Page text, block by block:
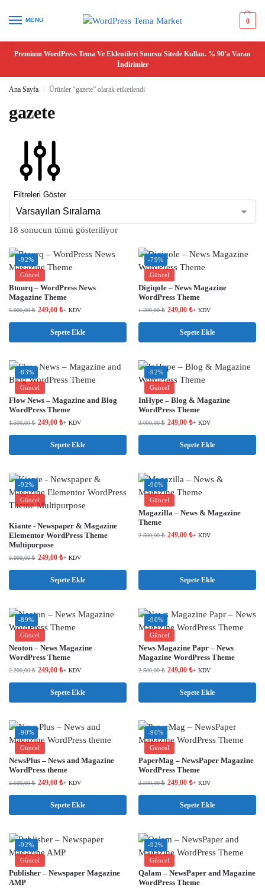
MENU 0
Premium WordPress Tema Ve Eklentileri Sınırsız Sitede Kullan. % 90’a Varan
İndirimler
Ana Sayfa / Ürünler “gazete” olarak etiketlendi
gazete
Filtreleri Göster
18 sonucun tümü gösteriliyor
-92%
Güncel
Btourq – WordPress News
Magazine Theme
3.000,00₺ 249,00 ₺+ KDV
Sepete Ekle
-79%
Güncel
Digiqole – News Magazine
WordPress Theme
1.200,00₺ 249,00 ₺+ KDV
Sepete Ekle
-83%
Güncel
Flow News – Magazine and Blog
WordPress Theme
1.500,00₺ 249,00 ₺+ KDV
Sepete Ekle
-92%
Güncel
InHype – Blog & Magazine
WordPress Theme
3.000,00₺ 249,00 ₺+ KDV
Sepete Ekle
-92%
Güncel
Kiante - Newspaper & Magazine
Elementor WordPress Theme
Multipurpose
3.000,00₺ 249,00 ₺+ KDV
Sepete Ekle
-90%
Güncel
Magazilla – News & Magazine
Theme
2.500,00₺ 249,00 ₺+ KDV
Sepete Ekle
-89%
Güncel
Neoton – News Magazine
WordPress Theme
2.200,00₺ 249,00 ₺+ KDV
Sepete Ekle
-90%
Güncel
News Magazine Papr – News
Magazine WordPress Theme
2.500,00₺ 249,00 ₺+ KDV
Sepete Ekle
-90%
Güncel
NewsPlus – News and Magazine
WordPress theme
2.500,00₺ 249,00 ₺+ KDV
Sepete Ekle
-90%
Güncel
PaperMag – NewsPaper Magazine
WordPress Theme
2.500,00₺ 249,00 ₺+ KDV
Sepete Ekle
-92%
Güncel
Publisher – Newspaper Magazine
AMP
-92%
Güncel
Qalam – NewsPaper and Magazine
WordPress Theme